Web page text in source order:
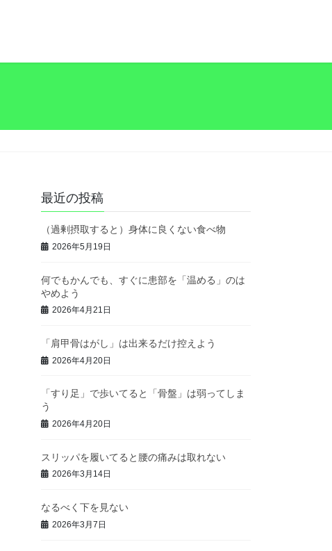
最近の投稿
（過剰摂取すると）身体に良くない食べ物
2026年5月19日
何でもかんでも、すぐに患部を「温める」のは
やめよう
2026年4月21日
「肩甲骨はがし」は出来るだけ控えよう
2026年4月20日
「すり足」で歩いてると「骨盤」は弱ってしま
う
2026年4月20日
スリッパを履いてると腰の痛みは取れない
2026年3月14日
なるべく下を見ない
2026年3月7日